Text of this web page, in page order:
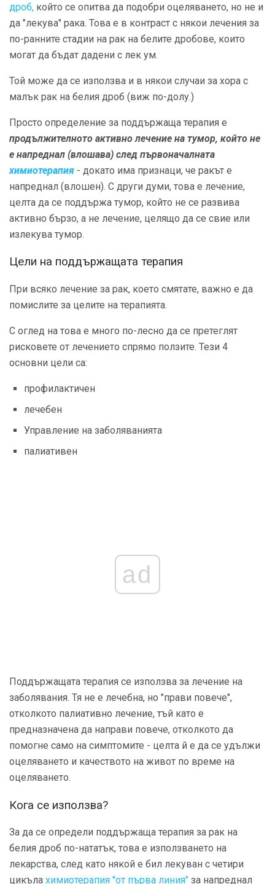
дроб, който се опитва да подобри оцеляването, но не и
да "лекува" рака. Това е в контраст с някои лечения за
по-ранните стадии на рак на белите дробове, които
могат да бъдат дадени с лек ум.
Той може да се използва и в някои случаи за хора с
малък рак на белия дроб (виж по-долу.)
Просто определение за поддържаща терапия е
продължителното активно лечение на тумор, който не
е напреднал (влошава) след първоначалната
химиотерапия - докато има признаци, че ракът е
напреднал (влошен). С други думи, това е лечение,
целта да се поддържа тумор, който не се развива
активно бързо, а не лечение, целящо да се свие или
излекува тумор.
Цели на поддържащата терапия
При всяко лечение за рак, което смятате, важно е да
помислите за целите на терапията.
С оглед на това е много по-лесно да се претеглят
рисковете от лечението спрямо ползите. Тези 4
основни цели са:
профилактичен
лечебен
Управление на заболяванията
палиативен
ad
Поддържащата терапия се използва за лечение на
заболявания. Тя не е лечебна, но "прави повече",
отколкото палиативно лечение, тъй като е
предназначена да направи повече, отколкото да
помогне само на симптомите - целта й е да се удължи
оцеляването и качеството на живот по време на
оцеляването.
Кога се използва?
За да се определи поддържаща терапия за рак на
белия дроб по-нататък, това е използването на
лекарства, след като някой е бил лекуван с четири
цикъла химиотерапия "от първа линия" за напреднал